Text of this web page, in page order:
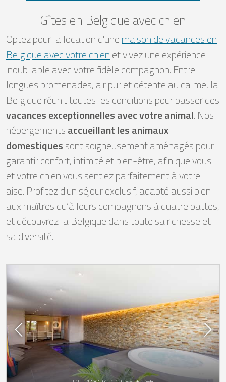
Gîtes en Belgique avec chien
Optez pour la location d'unemaison de vacances en
Belgique avec votre chienet vivez une expérience
inoubliable avec votre fidèle compagnon. Entre
longues promenades, air pur et détente au calme, la
Belgique réunit toutes les conditions pour passer des
vacances exceptionnelles avec votre animal. Nos
hébergementsaccueillant les animaux
domestiquessont soigneusement aménagés pour
garantir confort, intimité et bien-être, afin que vous
et votre chien vous sentiez parfaitement à votre
aise. Profitez d'un séjour exclusif, adapté aussi bien
aux maîtres qu’à leurs compagnons à quatre pattes,
et découvrez la Belgique dans toute sa richesse et
sa diversité.